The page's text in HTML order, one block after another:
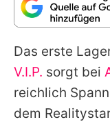
Das erste
V.I.P. sorgt bei
reichlich
dem